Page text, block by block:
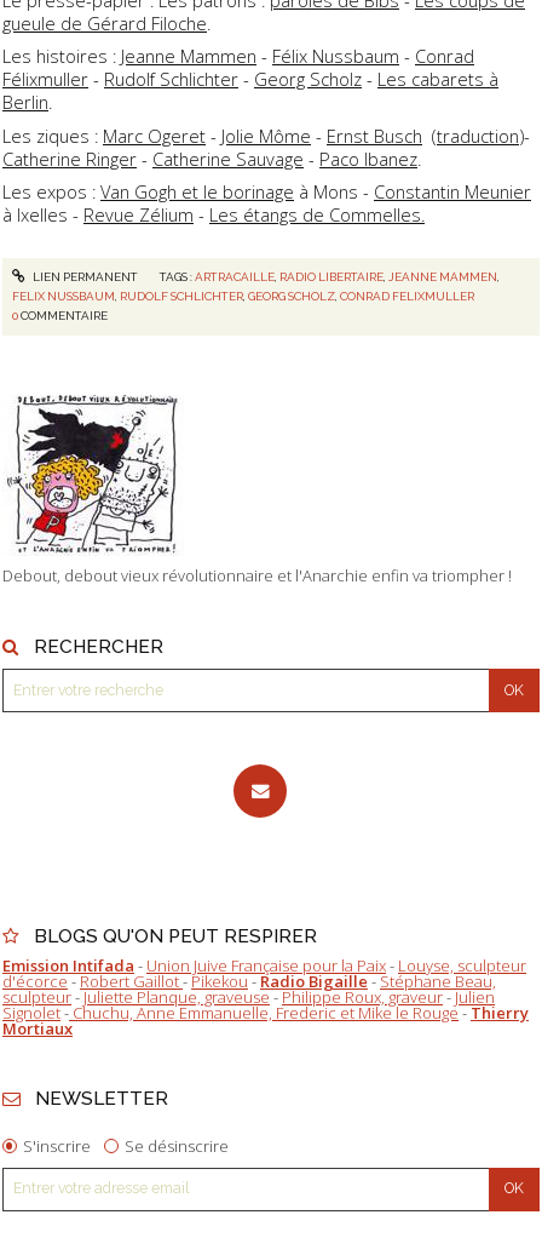
Debout, debout vieux révolutionnaire et l'Anarchie enfin va triompher !
RECHERCHER
BLOGS QU'ON PEUT RESPIRER
Emission Intifada - Union Juive Française pour la Paix- Louyse, sculpteur
d'écorce-Robert Gaillot-Pikekou-Radio Bigaille-Stéphane Beau,
sculpteur-Juliette Planque, graveuse-Philippe Roux, graveur-Julien
Signolet-Chuchu, Anne Emmanuelle, Frederic et Mike le Rouge-Thierry
Mortiaux
NEWSLETTER
S'inscrire Se désinscrire
gueule de Gérard Filoche.
Les histoires : Jeanne Mammen - Félix Nussbaum - Conrad
Félixmuller - Rudolf Schlichter - Georg Scholz - Les cabarets à
Berlin.
Les ziques : Marc Ogeret - Jolie Môme - Ernst Busch (traduction)-
Catherine Ringer - Catherine Sauvage - Paco Ibanez
Les expos : Van Gogh et le borinage à Mons - Constantin Meunier
à Ixelles - Revue Zélium - Les étangs de Commelles.
LIEN PERMANENT TAGS :ARTRACAILLE, RADIO LIBERTAIRE, JEANNE MAMMEN
FELIX NUSSBAUM RUDOLF SCHLICHTER ,GEORG SCHOLZ ,CONRAD FELIXMULLER
0COMMENTAIRE